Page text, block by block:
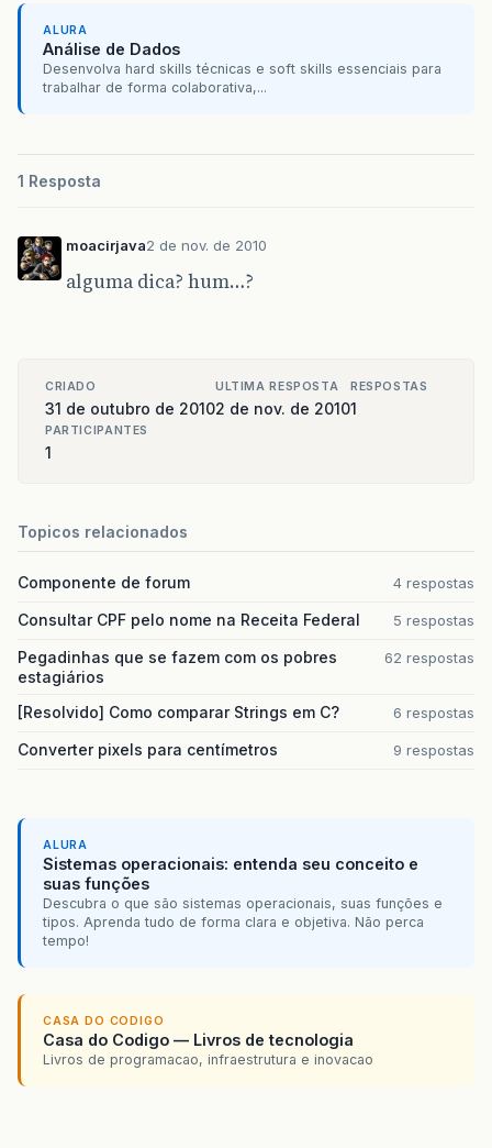
ALURA
Análise de Dados
Desenvolva hard skills técnicas e soft skills essenciais para
trabalhar de forma colaborativa,...
1 Resposta
moacirjava2 de nov. de 2010
alguma dica? hum…?
CRIADO
31 de outubro de 2010
ULTIMA RESPOSTA
2 de nov. de 2010
RESPOSTAS
1
PARTICIPANTES
1
Topicos relacionados
Componente de forum 4 respostas
Consultar CPF pelo nome na Receita Federal 5 respostas
Pegadinhas que se fazem com os pobres
estagiários
62 respostas
[Resolvido] Como comparar Strings em C? 6 respostas
Converter pixels para centímetros 9 respostas
ALURA
Sistemas operacionais: entenda seu conceito e
suas funções
Descubra o que são sistemas operacionais, suas funções e
tipos. Aprenda tudo de forma clara e objetiva. Não perca
tempo!
CASA DO CODIGO
Casa do Codigo — Livros de tecnologia
Livros de programacao, infraestrutura e inovacao